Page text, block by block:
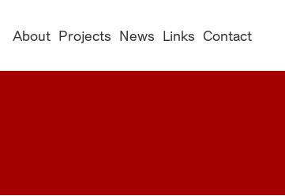
About Projects News Links Contact